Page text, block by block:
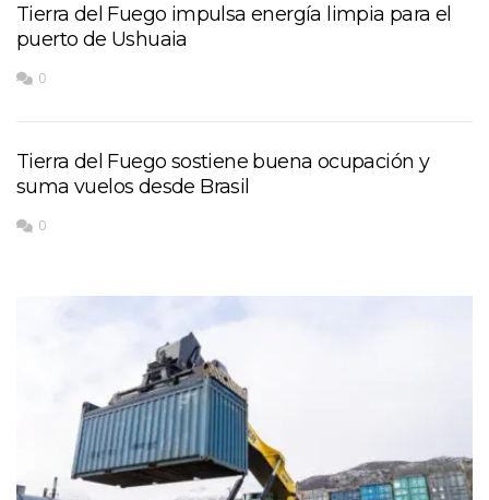
Tierra del Fuego impulsa energía limpia para el
puerto de Ushuaia
0
Tierra del Fuego sostiene buena ocupación y
suma vuelos desde Brasil
0